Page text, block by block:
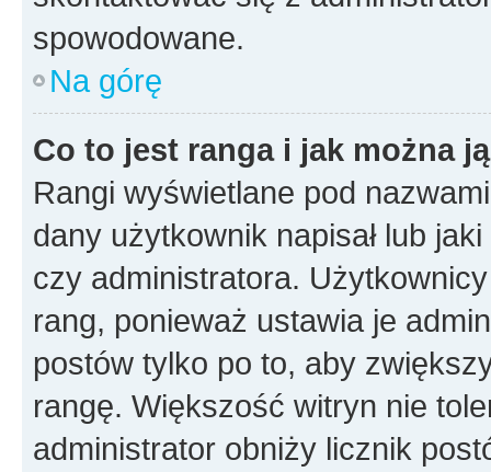
spowodowane.
Na górę
Co to jest ranga i jak można
Rangi wyświetlane pod
dany użytkownik napisał lub
czy administratora.
rang, ponieważ ustawia je
postów tylko po to, aby
rangę. Większość witryn nie
administrator obniży licznik